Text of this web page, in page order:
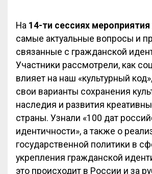
На 14-ти сессиях мероприятия
самые актуальные вопросы и
связанные с гражданской
Участники рассмотрели, как
влияет на наш «культурный
свои варианты сохранения
наследия и развития
страны. Узнали «100 дат
идентичности», а также о
государственной политики в
укрепления гражданской
это происходит в России и за